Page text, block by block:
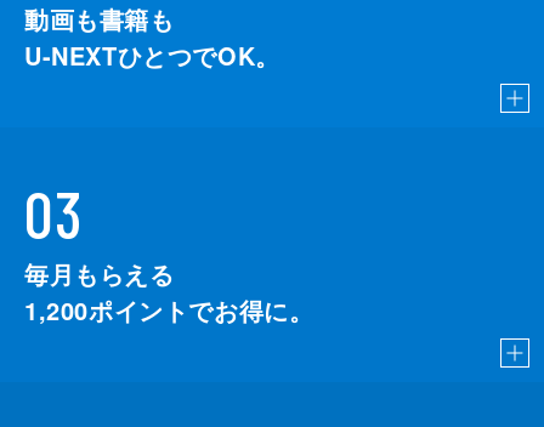
動画も書籍も
U-NEXTひとつでOK。
03
毎月もらえる
1,200ポイントでお得に。